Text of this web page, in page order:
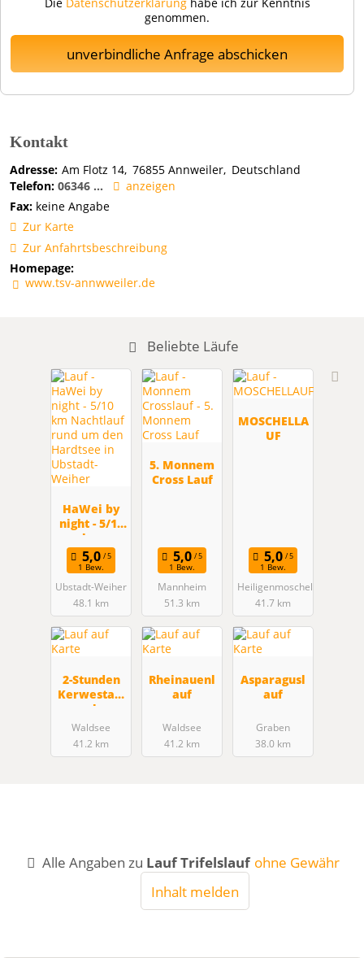
Die Datenschutzerklärunghabe ich zur Kenntnis
genommen.
unverbindliche Anfrage abschicken
Kontakt
Adresse: Am Flotz 14 76855 Annweiler Deutschland
Telefon: 06346 ...
anzeigen
Fax: keine Angabe
Zur Karte
Zur Anfahrtsbeschreibung
Homepage:
www.tsv-annwweiler.de
Beliebte Läufe
HaWei by
night - 5/10
km
Nachtlauf
rund um
den
Hardtsee in
Ubstadt-
Weiher
1 Bew.
Ubstadt-Weiher
48.1 km
5. Monnem
Cross Lauf
1 Bew.
Mannheim
51.3 km
MOSCHELLA
UF
1 Bew.
Heiligenmoschel
41.7 km
2-Stunden
Kerwestaff
el
Waldsee
41.2 km
Rheinauenl
auf
Waldsee
41.2 km
Asparagusl
auf
Graben
38.0 km
Alle Angaben zu Lauf Trifelslauf ohne Gewähr
Inhalt melden